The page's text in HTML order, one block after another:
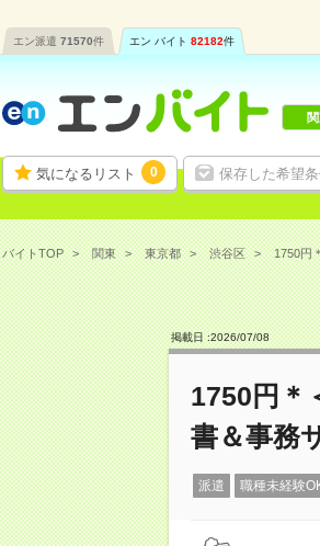
エン派遣 71570件 エン バイト 82182件
気になるリスト 0 保存した希望
バイトTOP 関東 東京都 渋谷区 1750円
掲載日 :2026/07/08
1750円＊
書＆事務
派遣 職種未経験